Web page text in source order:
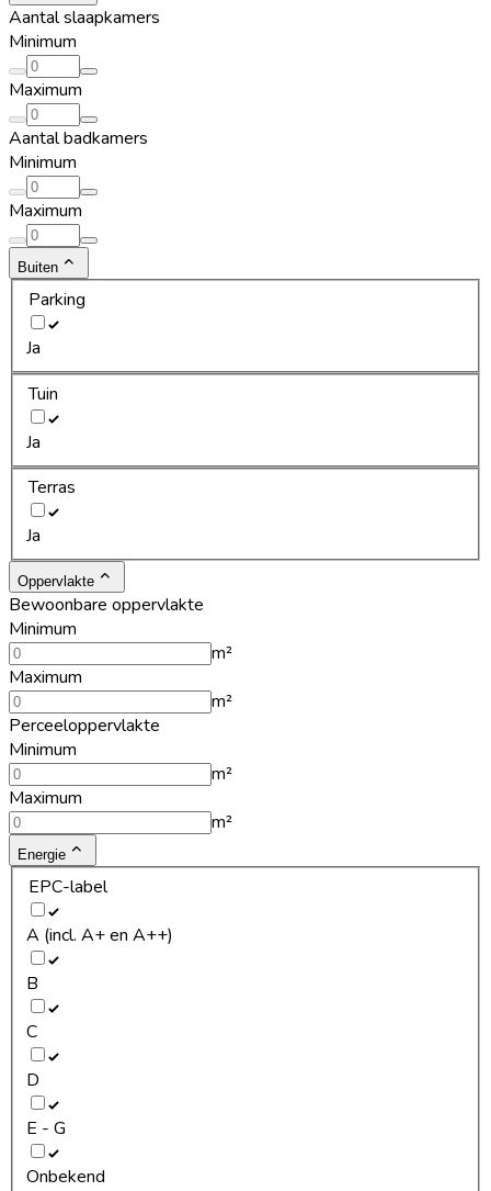
Aantal slaapkamers
Minimum
Maximum
Aantal badkamers
Minimum
Maximum
Buiten
Parking
Ja
Tuin
Ja
Terras
Ja
Oppervlakte
Bewoonbare oppervlakte
Minimum
m²
Maximum
m²
Perceeloppervlakte
Minimum
m²
Maximum
m²
Energie
EPC-label
A (incl. A+ en A++)
B
C
D
E - G
Onbekend